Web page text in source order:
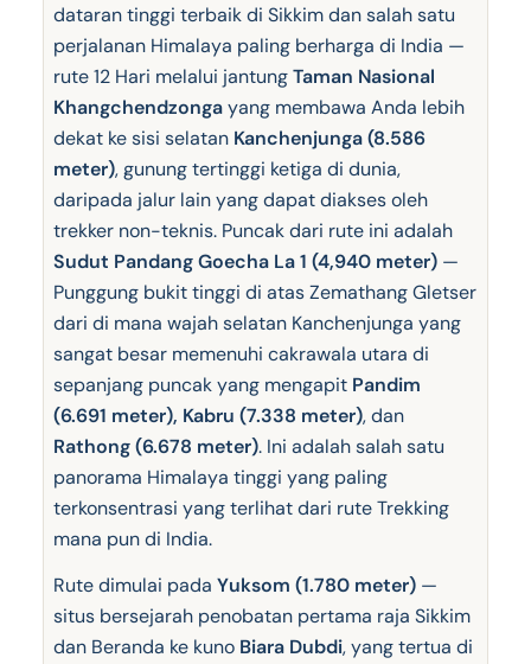
dataran tinggi terbaik di Sikkim dan salah satu
perjalanan Himalaya paling berharga di India —
rute 12 Hari melalui jantungTaman Nasional
Khangchendzongayang membawa Anda lebih
dekat ke sisi selatan Kanchenjunga (8.586
meter), gunung tertinggi ketiga di dunia,
daripada jalur lain yang dapat diakses oleh
trekker non-teknis. Puncak dari rute ini adalah
Sudut Pandang Goecha La 1 (4,940 meter)—
Punggung bukit tinggi di atas Zemathang Gletser
dari di mana wajah selatan Kanchenjunga yang
sangat besar memenuhi cakrawala utara di
sepanjang puncak yang mengapit Pandim
(6.691 meter), Kabru (7.338 meter), dan
Rathong (6.678 meter). Ini adalah salah satu
panorama Himalaya tinggi yang paling
terkonsentrasi yang terlihat dari rute Trekking
mana pun di India.
Rute dimulai pada Yuksom (1.780 meter)—
situs bersejarah penobatan pertama raja Sikkim
dan Beranda ke kuno Biara Dubdi, yang tertua di